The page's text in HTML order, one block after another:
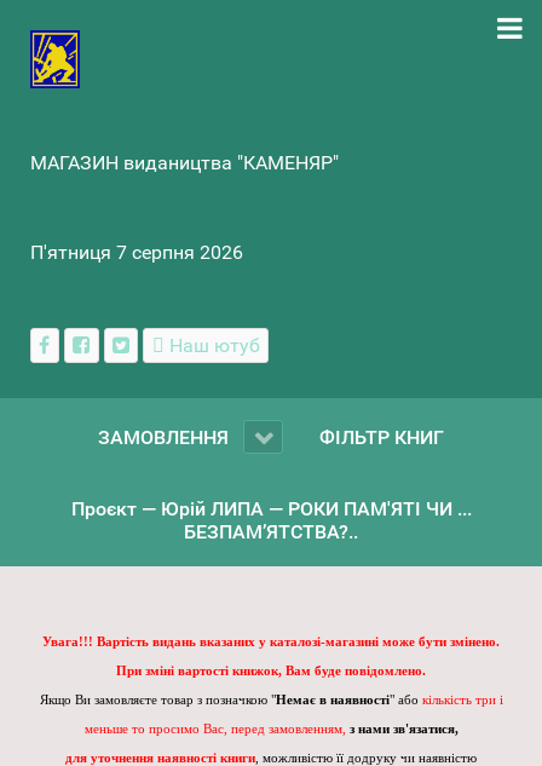
МАГАЗИН видаництва "КАМЕНЯР"
П'ятниця 7 серпня 2026
Наш ютуб
ЗАМОВЛЕННЯ ФІЛЬТР КНИГ
Проєкт — Юрій ЛИПА — РОКИ ПАМ'ЯТІ ЧИ ...
БЕЗПАМ’ЯТСТВА?..
Увага!!! Вартість видань вказаних у каталозі-магазині може бути змінено.
При зміні вартості книжок, Вам буде повідомлено.
Якщо Ви замовляєте товар з позначкою "Немає в наявності" або кількість три і
меньше то просимо Вас, перед замовленням, з нами зв'язатися,
для уточнення наявності книги , можливістю її додруку чи наявністю